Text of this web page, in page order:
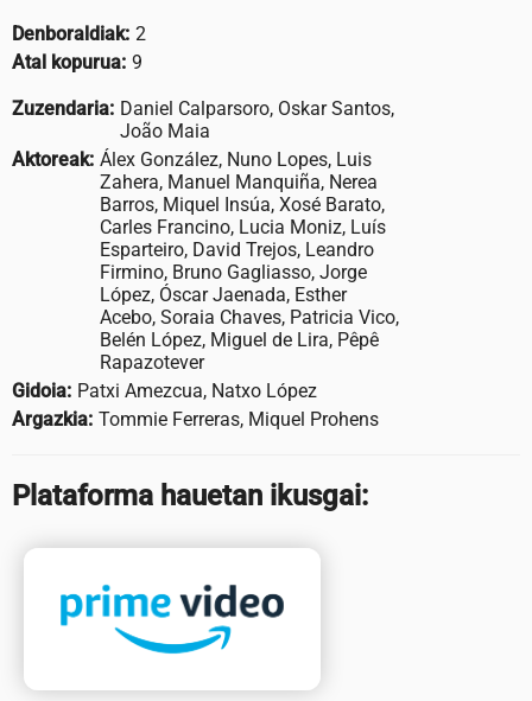
Denboraldiak: 2
Atal kopurua: 9
Zuzendaria: Daniel Calparsoro, Oskar Santos,
João Maia
Aktoreak: Álex González, Nuno Lopes, Luis
Zahera, Manuel Manquiña, Nerea
Barros, Miquel Insúa, Xosé Barato,
Carles Francino, Lucia Moniz, Luís
Esparteiro, David Trejos, Leandro
Firmino, Bruno Gagliasso, Jorge
López, Óscar Jaenada, Esther
Acebo, Soraia Chaves, Patricia Vico,
Belén López, Miguel de Lira, Pêpê
Rapazotever
Gidoia: Patxi Amezcua, Natxo López
Argazkia: Tommie Ferreras, Miquel Prohens
Plataforma hauetan ikusgai: